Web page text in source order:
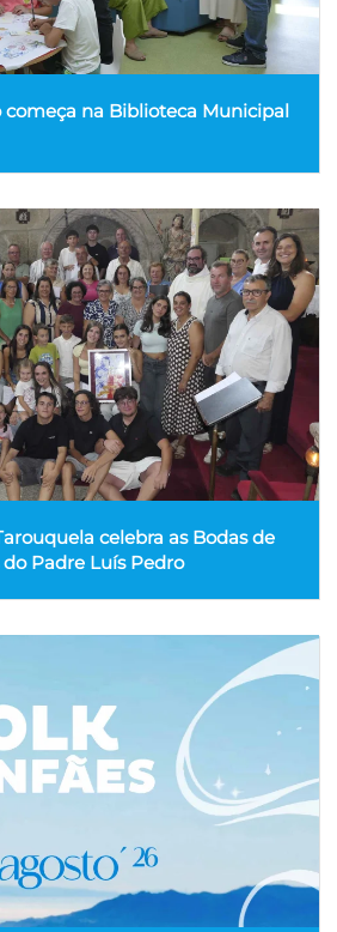
na Biblioteca Municipal
celebra as Bodas de
Padre Luís Pedro